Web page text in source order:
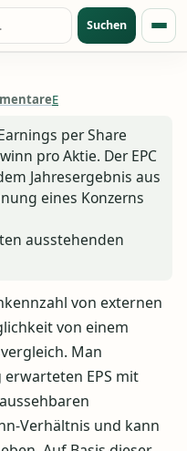
Suchen
E
per Share
pro Aktie. Der EPC
Jahresergebnis aus
eines Konzerns
ausstehenden
von externen
von einem
Man
EPS mit
Verhältnis und kann